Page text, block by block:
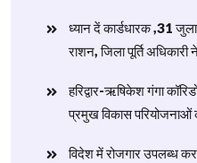
ध्यान दें कार्डधारक ,31
राशन, जिला पूर्ति अधिकारी
हरिद्वार-ऋषिकेश गंगा
प्रमुख विकास परियोजनाओं
विदेश में रोजगार उपलब्ध